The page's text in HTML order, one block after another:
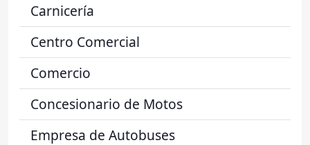
Carnicería
Centro Comercial
Comercio
Concesionario de Motos
Empresa de Autobuses